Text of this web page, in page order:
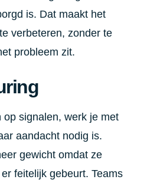
is. Dat maakt het
verbeteren, zonder te
probleem zit.
signalen, werk je met
aandacht nodig is.
gewicht omdat ze
feitelijk gebeurt. Teams